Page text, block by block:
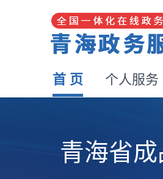
首 页 个人服务
青海省